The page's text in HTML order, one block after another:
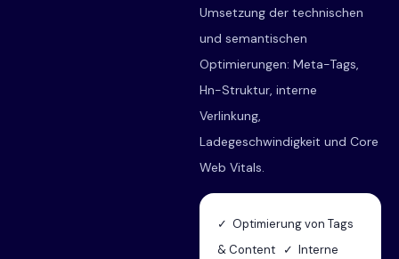
Umsetzung der technischen
und semantischen
Optimierungen: Meta-Tags,
Hn-Struktur, interne
Verlinkung,
Ladegeschwindigkeit und Core
Web Vitals.
✓ Optimierung von Tags
& Content ✓ Interne